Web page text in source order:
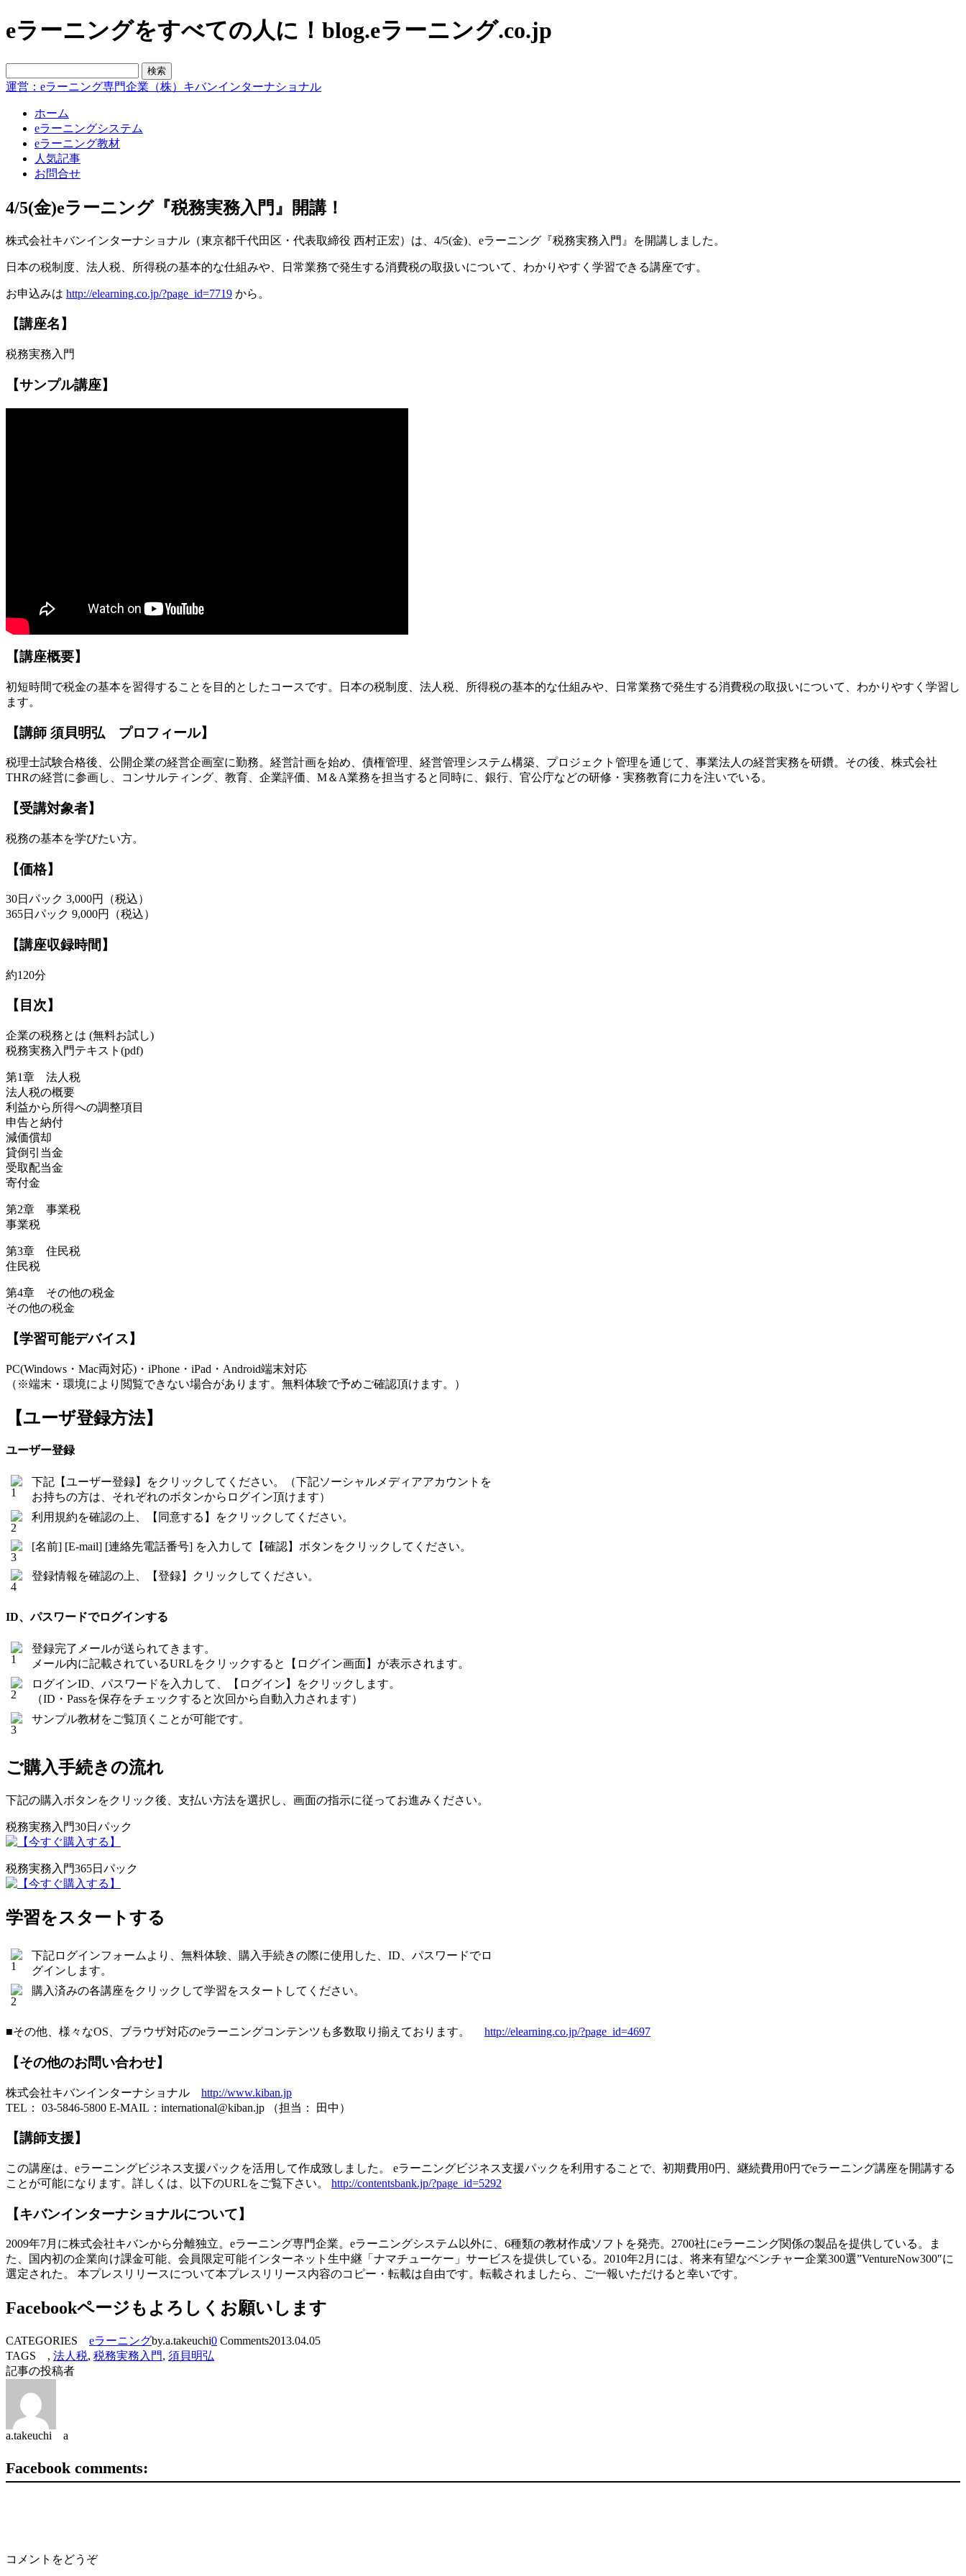
eラーニングをすべての人に！blog.eラーニング.co.jp
運営：eラーニング専門企業（株）キバンインターナショナル
ホーム
eラーニングシステム
eラーニング教材
人気記事
お問合せ
4/5(金)eラーニング『税務実務入門』開講！
株式会社キバンインターナショナル（東京都千代田区・代表取締役 西村正宏）は、4/5(金)、eラーニング『税務実務入門』を開講しました。
日本の税制度、法人税、所得税の基本的な仕組みや、日常業務で発生する消費税の取扱いについて、わかりやすく学習できる講座です。
お申込みは http://elearning.co.jp/?page_id=7719 から。
【講座名】
税務実務入門
【サンプル講座】
【講座概要】
初短時間で税金の基本を習得することを目的としたコースです。日本の税制度、法人税、所得税の基本的な仕組みや、日常業務で発生する消費税の取扱いについて、わかりやすく学習し
ます。
【講師 須貝明弘 プロフィール】
税理士試験合格後、公開企業の経営企画室に勤務。経営計画を始め、債権管理、経営管理システム構築、プロジェクト管理を通じて、事業法人の経営実務を研鑽。その後、株式会社
THRの経営に参画し、コンサルティング、教育、企業評価、M＆A業務を担当すると同時に、銀行、官公庁などの研修・実務教育に力を注いでいる。
【受講対象者】
税務の基本を学びたい方。
【価格】
30日パック 3,000円（税込）
365日パック 9,000円（税込）
【講座収録時間】
約120分
【目次】
企業の税務とは (無料お試し)
税務実務入門テキスト(pdf)
第1章 法人税
法人税の概要
利益から所得への調整項目
申告と納付
減価償却
貸倒引当金
受取配当金
寄付金
第2章 事業税
事業税
第3章 住民税
住民税
第4章 その他の税金
その他の税金
【学習可能デバイス】
PC(Windows・Mac両対応)・iPhone・iPad・Android端末対応
（※端末・環境により閲覧できない場合があります。無料体験で予めご確認頂けます。）
【ユーザ登録方法】
ユーザー登録
下記【ユーザー登録】をクリックしてください。（下記ソーシャルメディアアカウントを
お持ちの方は、それぞれのボタンからログイン頂けます）
利用規約を確認の上、【同意する】をクリックしてください。
[名前] [E-mail] [連絡先電話番号] を入力して【確認】ボタンをクリックしてください。
登録情報を確認の上、【登録】クリックしてください。
ID、パスワードでログインする
登録完了メールが送られてきます。
メール内に記載されているURLをクリックすると【ログイン画面】が表示されます。
ログインID、パスワードを入力して、【ログイン】をクリックします。
（ID・Passを保存をチェックすると次回から自動入力されます）
サンプル教材をご覧頂くことが可能です。
ご購入手続きの流れ
下記の購入ボタンをクリック後、支払い方法を選択し、画面の指示に従ってお進みください。
税務実務入門30日パック
税務実務入門365日パック
学習をスタートする
下記ログインフォームより、無料体験、購入手続きの際に使用した、ID、パスワードでロ
グインします。
購入済みの各講座をクリックして学習をスタートしてください。
■その他、様々なOS、ブラウザ対応のeラーニングコンテンツも多数取り揃えております。 http://elearning.co.jp/?page_id=4697
【その他のお問い合わせ】
株式会社キバンインターナショナル http://www.kiban.jp
TEL： 03-5846-5800 E-MAIL：international@kiban.jp （担当： 田中）
【講師支援】
この講座は、eラーニングビジネス支援パックを活用して作成致しました。 eラーニングビジネス支援パックを利用することで、初期費用0円、継続費用0円でeラーニング講座を開講する
ことが可能になります。詳しくは、以下のURLをご覧下さい。 http://contentsbank.jp/?page_id=5292
【キバンインターナショナルについて】
2009年7月に株式会社キバンから分離独立。eラーニング専門企業。eラーニングシステム以外に、6種類の教材作成ソフトを発売。2700社にeラーニング関係の製品を提供している。ま
た、国内初の企業向け課金可能、会員限定可能インターネット生中継「ナマチューケー」サービスを提供している。2010年2月には、将来有望なベンチャー企業300選”VentureNow300″に
選定された。 本プレスリリースについて本プレスリリース内容のコピー・転載は自由です。転載されましたら、ご一報いただけると幸いです。
Facebookページもよろしくお願いします
CATEGORIES eラーニングby.a.takeuchi0 Comments2013.04.05
TAGS , 法人税, 税務実務入門, 須貝明弘
記事の投稿者
a.takeuchi a
Facebook comments:
コメントをどうぞ